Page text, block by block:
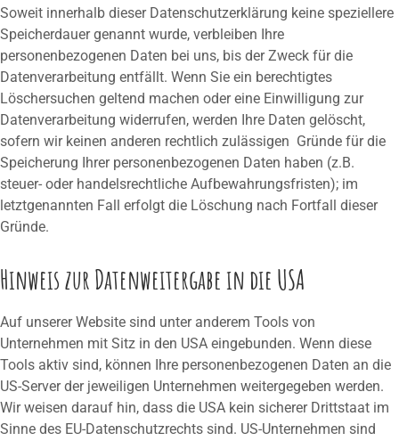
Soweit innerhalb dieser Datenschutzerklärung keine speziellere
Speicherdauer genannt wurde, verbleiben Ihre
personenbezogenen Daten bei uns, bis der Zweck für die
Datenverarbeitung entfällt. Wenn Sie ein berechtigtes
Löschersuchen geltend machen oder eine Einwilligung zur
Datenverarbeitung widerrufen, werden Ihre Daten gelöscht,
sofern wir keinen anderen rechtlich zulässigen Gründe für die
Speicherung Ihrer personenbezogenen Daten haben (z.B.
steuer- oder handelsrechtliche Aufbewahrungsfristen); im
letztgenannten Fall erfolgt die Löschung nach Fortfall dieser
Gründe.
Hinweis zur Datenweitergabe in die USA
Auf unserer Website sind unter anderem Tools von
Unternehmen mit Sitz in den USA eingebunden. Wenn diese
Tools aktiv sind, können Ihre personenbezogenen Daten an die
US-Server der jeweiligen Unternehmen weitergegeben werden.
Wir weisen darauf hin, dass die USA kein sicherer Drittstaat im
Sinne des EU-Datenschutzrechts sind. US-Unternehmen sind